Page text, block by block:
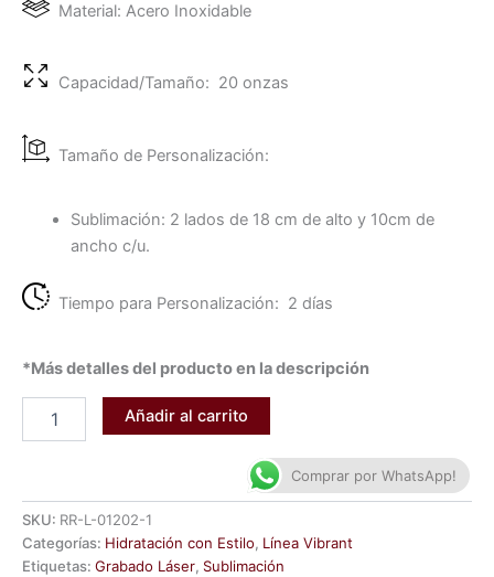
Material: Acero Inoxidable
Capacidad/Tamaño: 20 onzas
Tamaño de Personalización:
Sublimación: 2 lados de 18 cm de alto y 10cm de
ancho c/u.
Tiempo para Personalización: 2 días
*Más detalles del producto en la descripción
Añadir al carrito
Comprar por WhatsApp!
SKU: RR-L-01202-1
Categorías: Hidratación con Estilo, Línea Vibrant
Etiquetas: Grabado Láser, Sublimación